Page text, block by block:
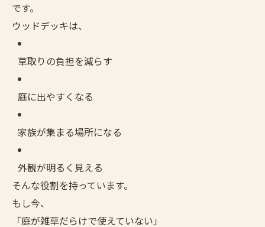
です。
ウッドデッキは、
草取りの負担を減らす
庭に出やすくなる
家族が集まる場所になる
外観が明るく見える
そんな役割を持っています。
もし今、
「庭が雑草だらけで使えていない」